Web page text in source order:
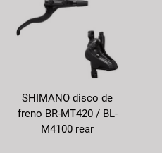
SHIMANO disco de
freno BR-MT420 / BL-
M4100 rear